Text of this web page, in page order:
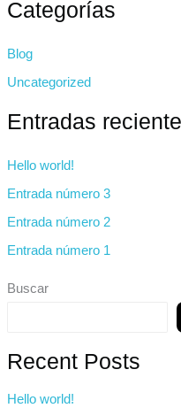
s
r
p
r
:
Categorías
Blog
Uncategorized
Entradas
Hello world!
Entrada número 3
Entrada número 2
Entrada número 1
Buscar
Recent Posts
Hello world!